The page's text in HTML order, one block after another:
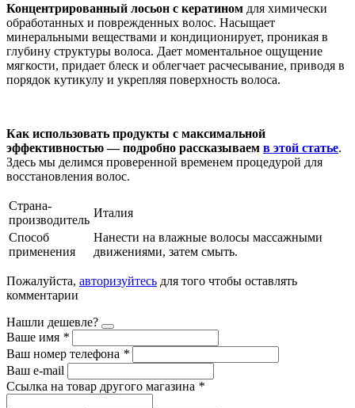
Концентрированный лосьон с кератином для химически
обработанных и поврежденных волос. Насыщает
минеральными веществами и кондиционирует, проникая в
глубину структуры волоса. Дает моментальное ощущение
мягкости, придает блеск и облегчает расчесывание, приводя в
порядок кутикулу и укрепляя поверхность волоса.
Как использовать продукты с максимальной
эффективностью — подробно рассказываем в этой статье.
Здесь мы делимся проверенной временем процедурой для
восстановления волос.
Страна-
производитель
Италия
Способ
применения
Нанести на влажные волосы массажными
движениями, затем смыть.
Пожалуйста, авторизуйтесь для того чтобы оставлять
комментарии
Нашли дешевле?
Ваше имя *
Ваш номер телефона *
Ваш e-mail
Ссылка на товар другого магазина *